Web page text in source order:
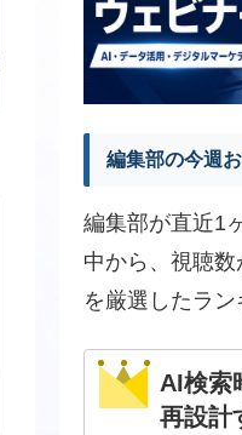
編集部の今週
編集部が直近1
中から、視聴
を厳選したラ
AI検索
再設計